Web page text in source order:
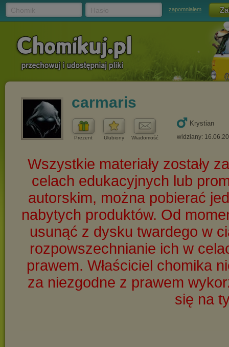
zapomniałem
carmaris
Prezent Ulubiony Wiadomość
Krystian
widziany: